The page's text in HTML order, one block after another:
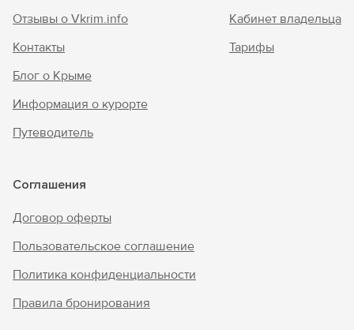
Отзывы о Vkrim.info
Контакты
Блог о Крыме
Информация о курорте
Путеводитель
Кабинет владельца
Тарифы
Соглашения
Договор оферты
Пользовательское соглашение
Политика конфиденциальности
Правила бронирования